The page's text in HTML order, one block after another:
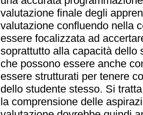
valutazione finale degli
valutazione confluendo nella
essere focalizzata ad
soprattutto alla capacità dello
che possono essere anche
essere strutturati per tenere
dello studente stesso. Si
la comprensione delle